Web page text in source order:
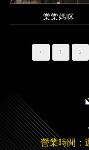
棠棠媽咪
< 1 2
營業時間：